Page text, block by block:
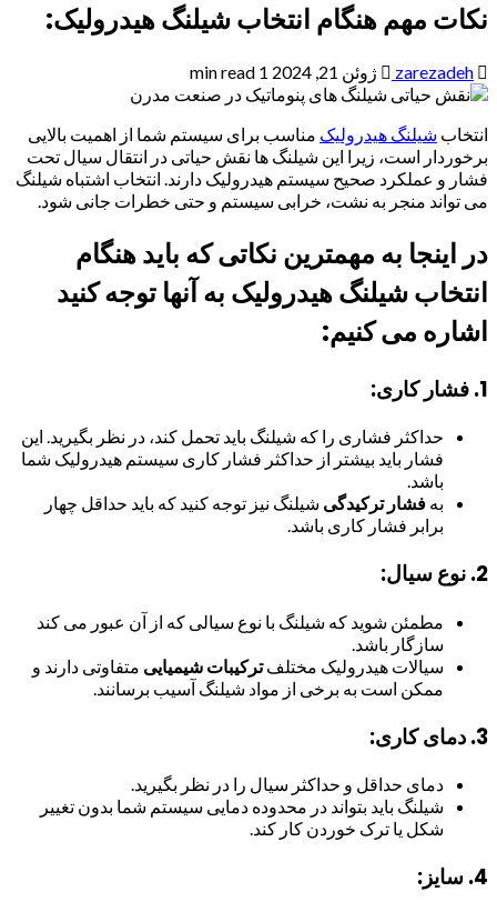
نکات مهم هنگام انتخاب شیلنگ هیدرولیک:
zarezadeh ژوئن 21, 2024 1 min read
انتخاب شیلنگ هیدرولیک مناسب برای سیستم شما از اهمیت بالایی
برخوردار است، زیرا این شیلنگ ها نقش حیاتی در انتقال سیال تحت
فشار و عملکرد صحیح سیستم هیدرولیک دارند. انتخاب اشتباه شیلنگ
می تواند منجر به نشت، خرابی سیستم و حتی خطرات جانی شود.
در اینجا به مهمترین نکاتی که باید هنگام
انتخاب شیلنگ هیدرولیک به آنها توجه کنید
اشاره می کنیم:
1. فشار کاری:
حداکثر فشاری را که شیلنگ باید تحمل کند، در نظر بگیرید. این
فشار باید بیشتر از حداکثر فشار کاری سیستم هیدرولیک شما
باشد.
به فشار ترکیدگی شیلنگ نیز توجه کنید که باید حداقل چهار
برابر فشار کاری باشد.
2. نوع سیال:
مطمئن شوید که شیلنگ با نوع سیالی که از آن عبور می کند
سازگار باشد.
سیالات هیدرولیک مختلفترکیبات شیمیایی متفاوتی دارند و
ممکن است به برخی از مواد شیلنگ آسیب برسانند.
3. دمای کاری:
دمای حداقل و حداکثر سیال را در نظر بگیرید.
شیلنگ باید بتواند در محدوده دمایی سیستم شما بدون تغییر
شکل یا ترک خوردن کار کند.
4. سایز: